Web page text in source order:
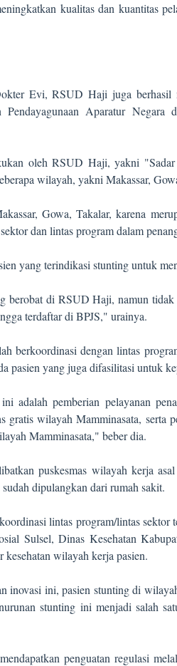
kualitas dan kuantitas
Evi, RSUD Haji juga berhasil
Pendayagunaan Aparatur
oleh RSUD Haji, yakni
wilayah, yakni Makassar,
Gowa, Takalar, karena
dan lintas program dalam
yang terindikasi stunting untuk
berobat di RSUD Haji, namun
terdaftar di BPJS," urainya.
berkoordinasi dengan lintas
pasien yang juga difasilitasi untuk
adalah pemberian pelayanan
gratis wilayah Mamminasata, serta
Mamminasata," beber dia.
puskesmas wilayah kerja
sudah dipulangkan dari rumah sakit.
lintas program/lintas
Sulsel, Dinas Kesehatan
kesehatan wilayah kerja pasien.
inovasi ini, pasien stunting di
stunting ini menjadi salah
penguatan regulasi